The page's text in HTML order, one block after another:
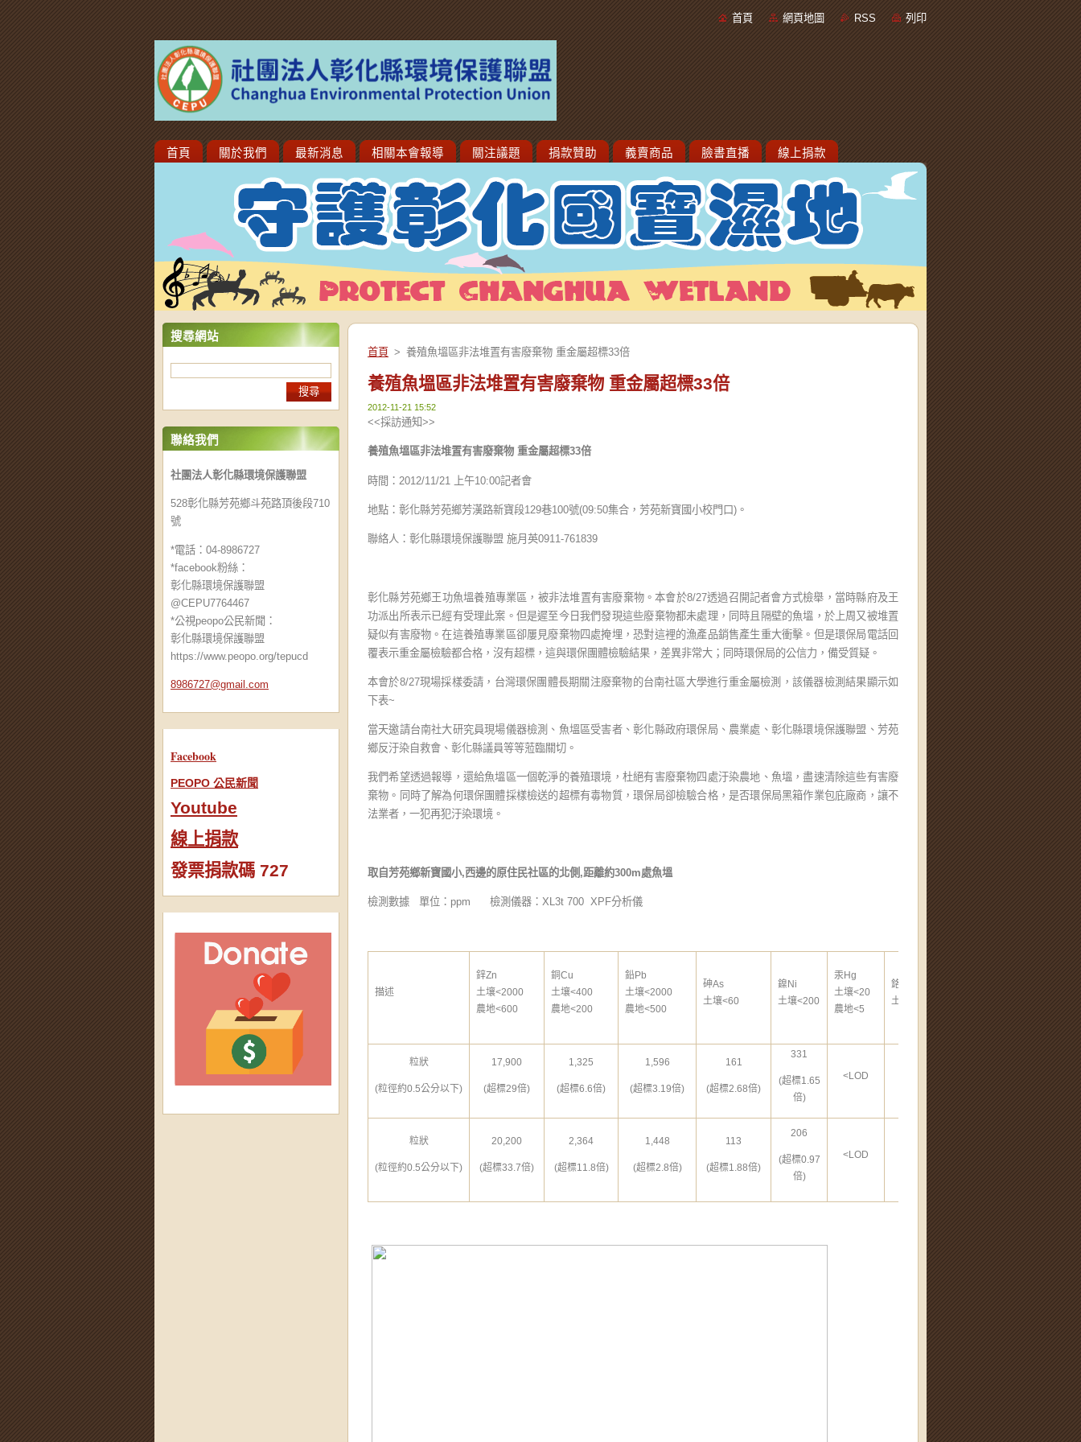
首頁 網頁地圖 RSS 列印
首頁 關於我們 最新消息 相關本會報導 關注議題 捐款贊助 義賣商品 臉書直播 線上捐款
搜尋網站
聯絡我們
社團法人彰化縣環境保護聯盟
528彰化縣芳苑鄉斗苑路頂後段710
號
*電話：04-8986727
*facebook粉絲：
彰化縣環境保護聯盟
@CEPU7764467
*公視peopo公民新聞：
彰化縣環境保護聯盟
https://www.peopo.org/tepucd
8986727@gmail.com
Facebook
PEOPO 公民新聞
Youtube
線上捐款
發票捐款碼 727
首頁 > 養殖魚塭區非法堆置有害廢棄物 重金屬超標33倍
養殖魚塭區非法堆置有害廢棄物 重金屬超標33倍
2012-11-21 15:52
<<採訪通知>>
養殖魚塭區非法堆置有害廢棄物 重金屬超標33倍
時間：2012/11/21 上午10:00記者會
地點：彰化縣芳苑鄉芳漢路新寶段129巷100號(09:50集合，芳苑新寶國小校門口)。
聯絡人：彰化縣環境保護聯盟 施月英0911-761839
彰化縣芳苑鄉王功魚塭養殖專業區，被非法堆置有害廢棄物。本會於8/27透過召開記者會方式檢舉，當時縣府及王
功派出所表示已經有受理此案。但是遲至今日我們發現這些廢棄物都未處理，同時且隔壁的魚塭，於上周又被堆置
疑似有害廢物。在這養殖專業區卻屢見廢棄物四處掩埋，恐對這裡的漁產品銷售產生重大衝擊。但是環保局電話回
覆表示重金屬檢驗都合格，沒有超標，這與環保團體檢驗結果，差異非常大；同時環保局的公信力，備受質疑。
本會於8/27現場採樣委請，台灣環保團體長期關注廢棄物的台南社區大學進行重金屬檢測，該儀器檢測結果顯示如
下表~
當天邀請台南社大研究員現場儀器檢測、魚塭區受害者、彰化縣政府環保局、農業處、彰化縣環境保護聯盟、芳苑
鄉反汙染自救會、彰化縣議員等等蒞臨關切。
我們希望透過報導，還給魚塭區一個乾淨的養殖環境，杜絕有害廢棄物四處汙染農地、魚塭，盡速清除這些有害廢
棄物。同時了解為何環保團體採樣檢送的超標有毒物質，環保局卻檢驗合格，是否環保局黑箱作業包庇廠商，讓不
法業者，一犯再犯汙染環境。
取自芳苑鄉新寶國小,西邊的原住民社區的北側,距離約300m處魚塭
檢測數據 單位：ppm 檢測儀器：XL3t 700 XPF分析儀
描述
鋅Zn
土壤<2000
農地<600
銅Cu
土壤<400
農地<200
鉛Pb
土壤<2000
農地<500
砷As
土壤<60
鎳Ni
土壤<200
汞Hg
土壤<20
農地<5
鉻Cr
土壤<250
粒狀
(粒徑約0.5公分以下)
17,900
(超標29倍)
1,325
(超標6.6倍)
1,596
(超標3.19倍)
161
(超標2.68倍)
331
(超標1.65
倍)
<LOD
粒狀
(粒徑約0.5公分以下)
20,200
(超標33.7倍)
2,364
(超標11.8倍)
1,448
(超標2.8倍)
113
(超標1.88倍)
206
(超標0.97
倍)
<LOD